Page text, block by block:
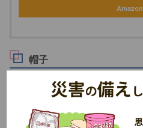
Amazon
帽子
太陽の日差しを避けるための必需
とも出来るので必ず持参しましょ